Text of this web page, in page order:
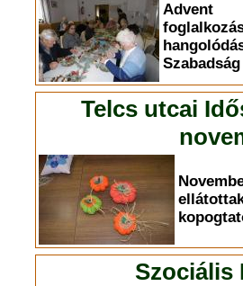
Advent
Telcs utcai
Szociális